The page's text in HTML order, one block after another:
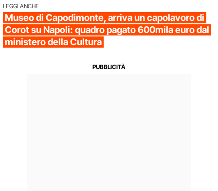
LEGGI ANCHE
Museo di Capodimonte, arriva un capolavoro di
Corot su Napoli: quadro pagato 600mila euro dal
ministero della Cultura